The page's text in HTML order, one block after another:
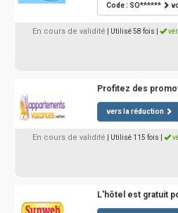
Code : SO******
En cours de validité | Utilisé 58 fois
Profitez des
vers la réduction
En cours de validité | Utilisé 115 fois
L'hôtel est gratuit